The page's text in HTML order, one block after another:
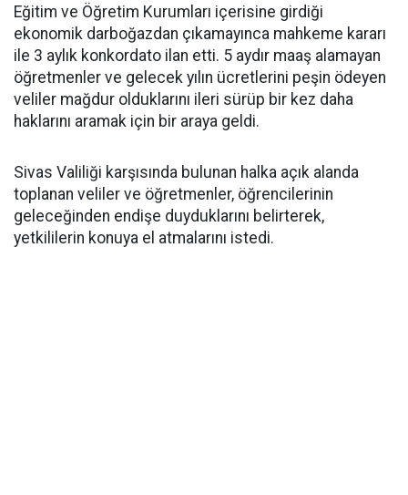
Eğitim ve Öğretim Kurumları içerisine girdiği
ekonomik darboğazdan çıkamayınca mahkeme kararı
ile 3 aylık konkordato ilan etti. 5 aydır maaş alamayan
öğretmenler ve gelecek yılın ücretlerini peşin ödeyen
veliler mağdur olduklarını ileri sürüp bir kez daha
haklarını aramak için bir araya geldi.
Sivas Valiliği karşısında bulunan halka açık alanda
toplanan veliler ve öğretmenler, öğrencilerinin
geleceğinden endişe duyduklarını belirterek,
yetkililerin konuya el atmalarını istedi.